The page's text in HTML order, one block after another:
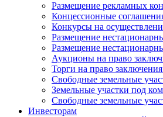
Размещение рекламных
Концессионные
Конкурсы на
Размещение
Размещение
Аукционы на право
Торги на право
Свободные земельные
Земельные участки под
Свободные земельные
Инвесторам